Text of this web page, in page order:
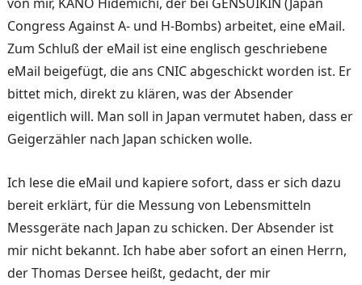
Congress Against A- und H-Bombs) arbeitet, eine eMail.
Zum Schluß der eMail ist eine englisch geschriebene
eMail beigefügt, die ans CNIC abgeschickt worden ist. Er
bittet mich, direkt zu klären, was der Absender
eigentlich will. Man soll in Japan vermutet haben, dass er
Geigerzähler nach Japan schicken wolle.
Ich lese die eMail und kapiere sofort, dass er sich dazu
bereit erklärt, für die Messung von Lebensmitteln
Messgeräte nach Japan zu schicken. Der Absender ist
mir nicht bekannt. Ich habe aber sofort an einen Herrn,
der Thomas Dersee heißt, gedacht, der mir